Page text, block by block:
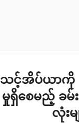
သင့်အိပ်ယာကို
မှုရှိစေမည့် ခမ်း
လုံးမ